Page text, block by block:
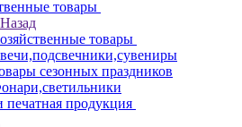
товары
Назад
товары
сезонных праздников
печатная продукция